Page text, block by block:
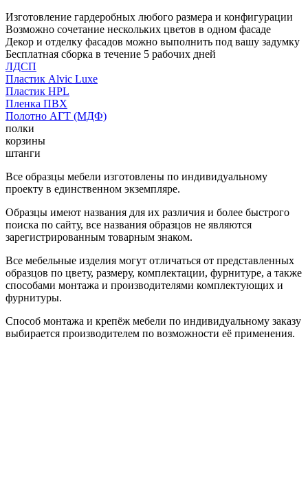
Изготовление гардеробных любого размера и конфигурации
Возможно сочетание нескольких цветов в одном фасаде
Декор и отделку фасадов можно выполнить под вашу задумку
Бесплатная сборка в течение 5 рабочих дней
ЛДСП
Пластик Alvic Luxe
Пластик HPL
Пленка ПВХ
Полотно АГТ (МДФ)
полки
корзины
штанги
Все образцы мебели изготовлены по индивидуальному
проекту в единственном экземпляре.
Образцы имеют названия для их различия и более быстрого
поиска по сайту, все названия образцов не являются
зарегистрированным товарным знаком.
Все мебельные изделия могут отличаться от представленных
образцов по цвету, размеру, комплектации, фурнитуре, а также
способами монтажа и производителями комплектующих и
фурнитуры.
Способ монтажа и крепёж мебели по индивидуальному заказу
выбирается производителем по возможности её применения.